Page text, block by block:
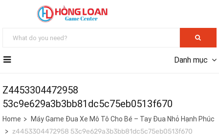
Danh mục
Z4453304472958
53c9e629a3b3bb81dc5c75eb0513f670
Home Máy Game Đua Xe Mô Tô Cho Bé – Tay Đua Nhỏ Hạnh Phúc
z4453304472958 53c9e629a3b3bb81dc5c75eb0513f670